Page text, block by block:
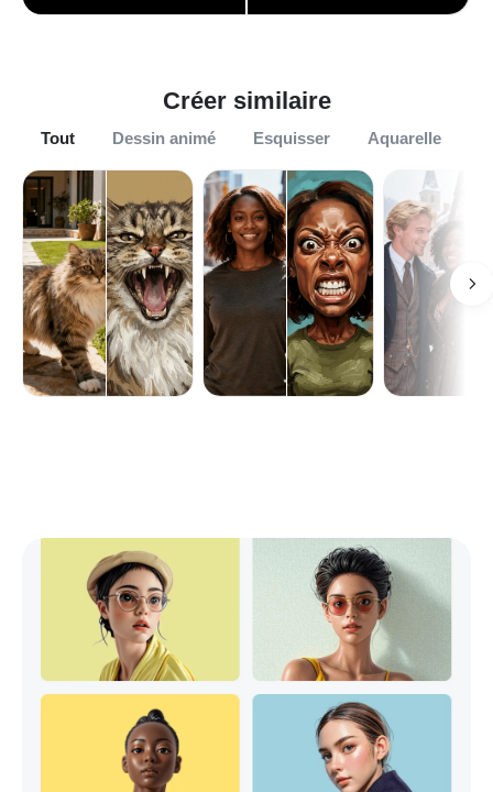
Créer similaire
Tout Dessin animé Esquisser Aquarelle